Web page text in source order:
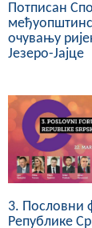
Потписан
очувању
Језеро-Јајце
3. Пословни
Републике